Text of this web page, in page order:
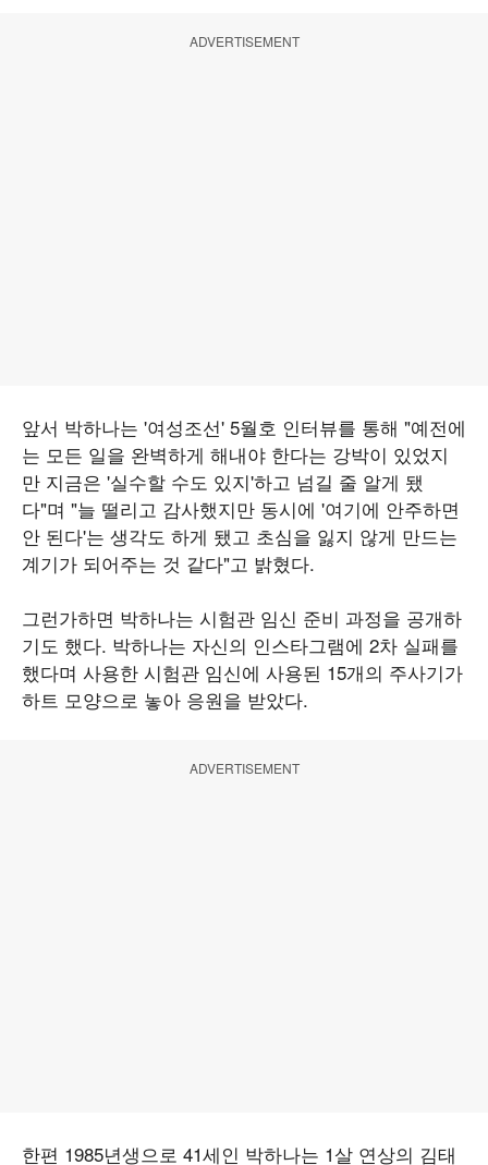
ADVERTISEMENT
앞서 박하나는 '여성조선' 5월호 인터뷰를 통해 "예전에
는 모든 일을 완벽하게 해내야 한다는 강박이 있었지
만 지금은 '실수할 수도 있지'하고 넘길 줄 알게 됐
다"며 "늘 떨리고 감사했지만 동시에 '여기에 안주하면
안 된다'는 생각도 하게 됐고 초심을 잃지 않게 만드는
계기가 되어주는 것 같다"고 밝혔다.
그런가하면 박하나는 시험관 임신 준비 과정을 공개하
기도 했다. 박하나는 자신의 인스타그램에 2차 실패를
했다며 사용한 시험관 임신에 사용된 15개의 주사기가
하트 모양으로 놓아 응원을 받았다.
ADVERTISEMENT
한편 1985년생으로 41세인 박하나는 1살 연상의 김태